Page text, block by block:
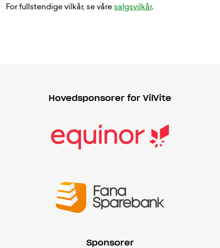
For fullstendige vilkår, se våre salgsvilkår.
Hovedsponsorer for VilVite
Sponsorer